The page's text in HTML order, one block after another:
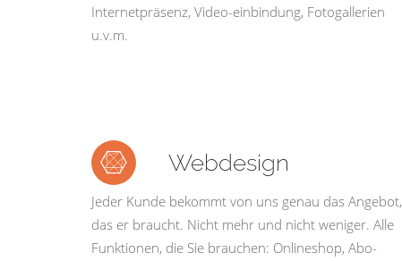
Internetpräsenz, Video-einbindung, Fotogallerien
u.v.m.
Webdesign
Jeder Kunde bekommt von uns genau das Angebot,
das er braucht. Nicht mehr und nicht weniger. Alle
Funktionen, die Sie brauchen: Onlineshop, Abo-